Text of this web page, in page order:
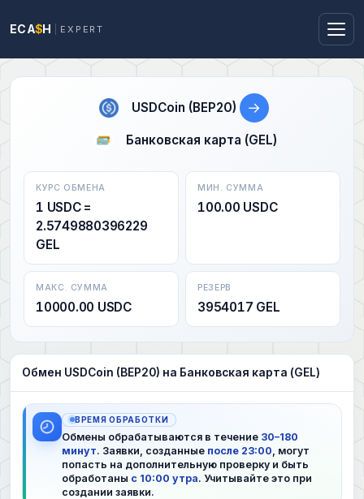
ECA$H EXPERT
USDCoin (BEP20) →
Банковская карта (GEL)
КУРС ОБМЕНА
1 USDC =
2.5749880396229
GEL
МИН. СУММА
100.00 USDC
МАКС. СУММА
10000.00 USDC
РЕЗЕРВ
3954017 GEL
Обмен USDCoin (BEP20) на Банковская карта (GEL)
ВРЕМЯ ОБРАБОТКИ
Обмены обрабатываются в течение 30–180
минут. Заявки, созданные после 23:00 , могут
попасть на дополнительную проверку и быть
обработаны с 10:00 утра. Учитывайте это при
создании заявки.